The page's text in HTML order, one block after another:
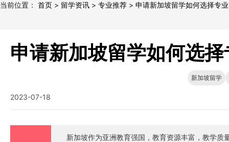
当前位置： 首页 > 留学资讯 > 专业推荐 > 申请新加坡留学如何选择专
申请新加坡留学如何选
新加坡留学
2023-07-18
新加坡作为亚洲教育强国，教育资源丰富，教学